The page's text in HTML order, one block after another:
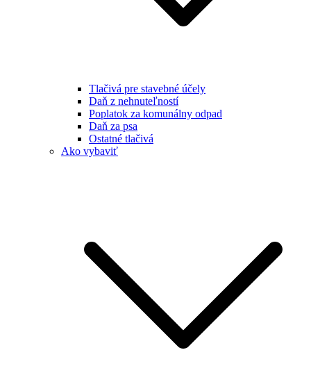
Tlačivá pre stavebné účely
Daň z nehnuteľností
Poplatok za komunálny odpad
Daň za psa
Ostatné tlačivá
Ako vybaviť